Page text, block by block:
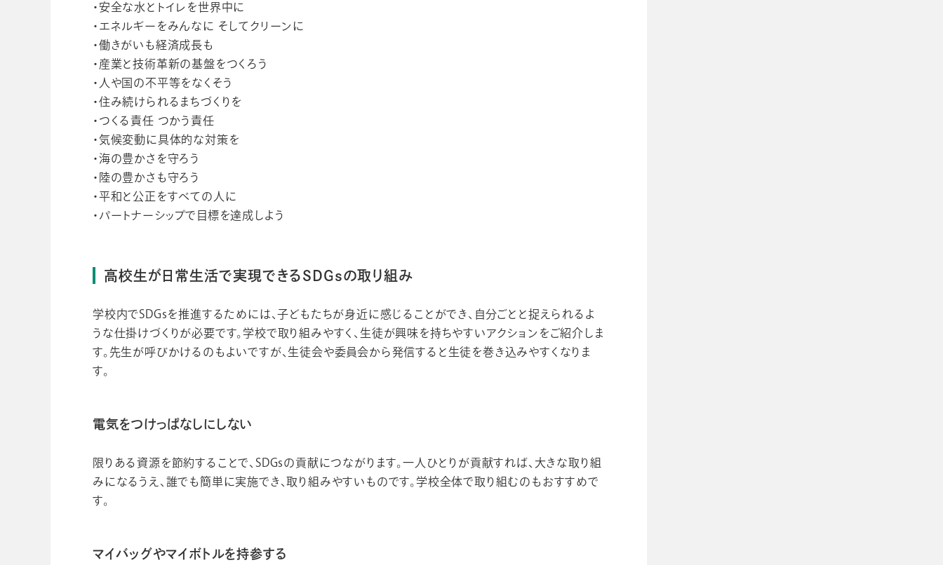
・安全な水とトイレを世界中に
・エネルギーをみんなに そしてクリーンに
・働きがいも経済成長も
・産業と技術革新の基盤をつくろう
・人や国の不平等をなくそう
・住み続けられるまちづくりを
・つくる責任 つかう責任
・気候変動に具体的な対策を
・海の豊かさを守ろう
・陸の豊かさも守ろう
・平和と公正をすべての人に
・パートナーシップで目標を達成しよう
高校生が日常生活で実現できるSDGsの取り組み
学校内でSDGsを推進するためには、子どもたちが身近に感じることができ、自分ごとと捉えられるよ
うな仕掛けづくりが必要です。学校で取り組みやすく、生徒が興味を持ちやすいアクションをご紹介しま
す。先生が呼びかけるのもよいですが、生徒会や委員会から発信すると生徒を巻き込みやすくなりま
す。
電気をつけっぱなしにしない
限りある資源を節約することで、SDGsの貢献につながります。一人ひとりが貢献すれば、大きな取り組
みになるうえ、誰でも簡単に実施でき、取り組みやすいものです。学校全体で取り組むのもおすすめで
す。
マイバッグやマイボトルを持参する